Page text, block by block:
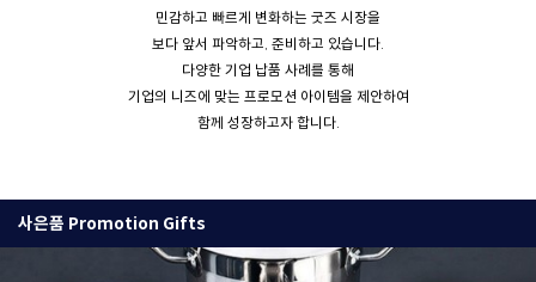
민감하고 빠르게 변화하는 굿즈 시장을
보다 앞서 파악하고, 준비하고 있습니다.
다양한 기업 납품 사례를 통해
기업의 니즈에 맞는 프로모션 아이템을 제안하여
함께 성장하고자 합니다.
사은품 Promotion Gifts